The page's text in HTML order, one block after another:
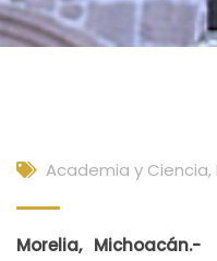
Academia y Ciencia,
Morelia,